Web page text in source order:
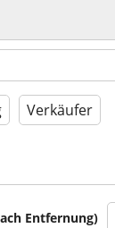
Verkäufer
Entfernung)